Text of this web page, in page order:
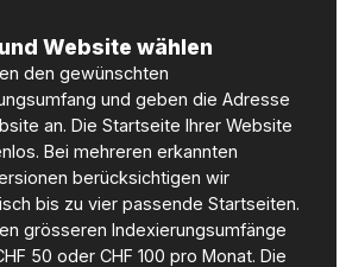
Website wählen
den gewünschten
und geben die Adresse
an. Die Startseite Ihrer Website
Bei mehreren erkannten
berücksichtigen wir
bis zu vier passende Startseiten.
grösseren Indexierungsumfänge
50 oder CHF 100 pro Monat. Die